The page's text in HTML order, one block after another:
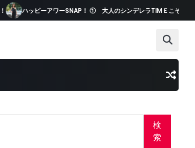
ハッピーアワーSNAP！ ① 大人のシンデレラTIMＥこそ、冒
検
索